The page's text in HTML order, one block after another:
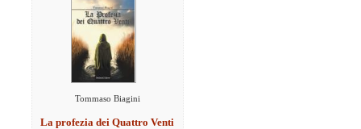
Tommaso Biagini
La profezia dei Quattro Venti